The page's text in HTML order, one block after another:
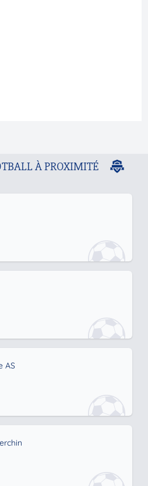
À PROXIMITÉ
AS